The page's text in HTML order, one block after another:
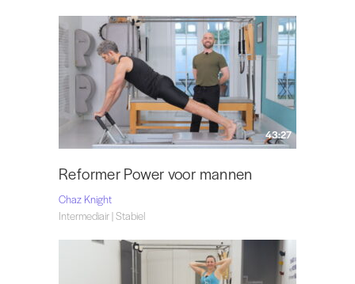
43:27
Reformer Power voor mannen
Chaz Knight
Intermediair | Stabiel